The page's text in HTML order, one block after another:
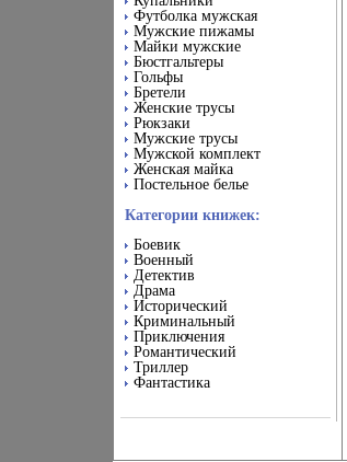
Футболка мужская
Мужские пижамы
Майки мужские
Бюстгальтеры
Гольфы
Бретели
Женские трусы
Рюкзаки
Мужские трусы
Мужской комплект
Женская майка
Постельное белье
Категории книжек:
Боевик
Военный
Детектив
Драма
Исторический
Криминальный
Приключения
Романтический
Триллер
Фантастика